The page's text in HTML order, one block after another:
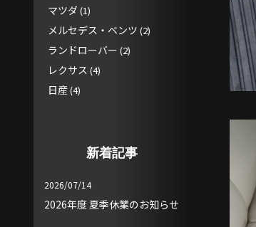
マツダ (1)
メルセデス・ベンツ (2)
ランドローバー (2)
レクサス (4)
日産(4)
新着記事
2026/07/14
2026年度 夏季休業のお知らせ